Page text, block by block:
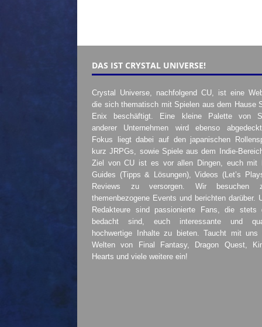
DAS IST CRYSTAL UNIVERSE!
Crystal Universe, nachfolgend CU, ist eine
die sich thematisch mit Spielen aus dem Hause
Enix beschäftigt. Eine kleine Palette von
anderer Unternehmen wird ebenso
Fokus liegt dabei auf den japanischen
kurz JRPGs, sowie Spiele aus dem Indie-
Ziel von CU ist es vor allen Dingen, euch mit
Guides (Tipps & Lösungen), Videos (Let’s
Reviews zu versorgen. Wir besuchen
themenbezogene Events und berichten darüber.
Redakteure sind passionierte Fans, die stets
bedacht sind, euch interessante und
hochwertige Inhalte zu bieten. Taucht mit
Welten von Final Fantasy, Dragon Quest,
Hearts und viele weitere ein!